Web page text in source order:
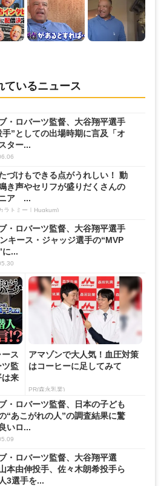
ているニュース
・ロバーツ監督、大谷翔平選手
手”としての出場時期に言及「オ
ター...
づけもできる点がうれしい！ 動
き声やセリフが盛りだくさんの
ニア ...
ラトミー｜Hugkum)
・ロバーツ監督、大谷翔平選手
キース・ジャッジ選手の“MVP
に...
ス
ツ監
は来
アマゾンで大人気！血圧対策
はコーヒーに足してみて
PR(森永乳業)
・ロバーツ監督、日本の子ども
“あこがれの人”の調査結果に驚
いロ...
・ロバーツ監督、大谷翔平選
本由伸投手、佐々木朗希投手ら
3選手を...